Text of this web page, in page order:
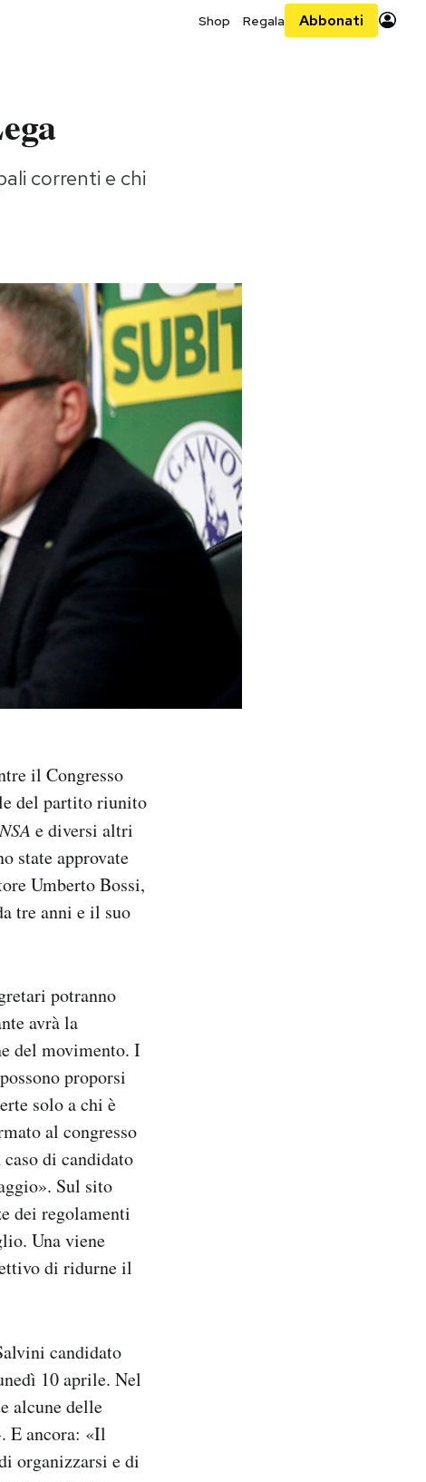
Shop Regala Abbonati
correnti e chi
il Congresso
del partito riunito
e diversi altri
state approvate
Umberto Bossi,
tre anni e il suo
potranno
avrà la
del movimento. I
proporsi
solo a chi è
al congresso
di candidato
Sul sito
dei regolamenti
Una viene
di ridurne il
candidato
10 aprile. Nel
alcune delle
E ancora: «Il
organizzarsi e di